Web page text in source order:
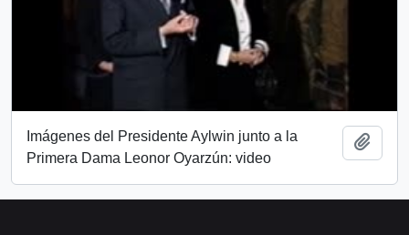
Imágenes del Presidente Aylwin junto a la
Primera Dama Leonor Oyarzún: video